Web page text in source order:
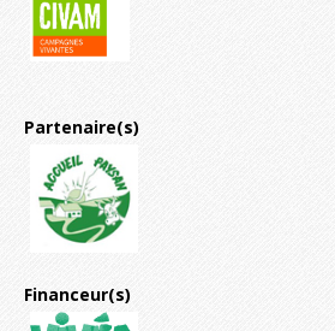
Partenaire(s)
Financeur(s)